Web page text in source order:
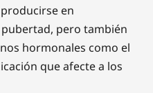
en
pero también
hormonales como el
que afecte a los